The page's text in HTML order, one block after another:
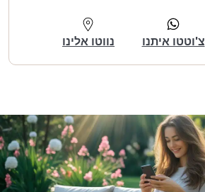
צ'וטטו איתנו נווטו אלינו